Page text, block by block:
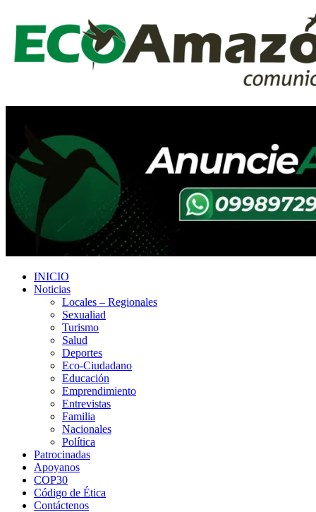
INICIO
Noticias
Locales – Regionales
Sexualiad
Turismo
Salud
Deportes
Eco-Ciudadano
Educación
Emprendimiento
Entrevistas
Familia
Nacionales
Política
Patrocinadas
Apoyanos
COP30
Código de Ética
Contáctenos